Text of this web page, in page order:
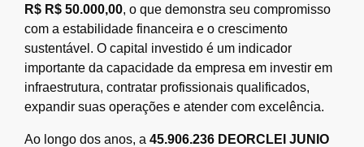
R$ R$ 50.000,00, o que demonstra seu compromisso
com a estabilidade financeira e o crescimento
sustentável. O capital investido é um indicador
importante da capacidade da empresa em investir em
infraestrutura, contratar profissionais qualificados,
expandir suas operações e atender com excelência.
Ao longo dos anos, a 45.906.236 DEORCLEI JUNIO